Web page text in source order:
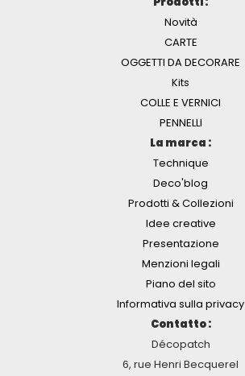
Novità
CARTE
OGGETTI DA DECORARE
Kits
COLLE E VERNICI
PENNELLI
La marca :
Technique
Deco'blog
Prodotti & Collezioni
Idee creative
Presentazione
Menzioni legali
Piano del sito
Informativa sulla privacy
Contatto :
Décopatch
6, rue Henri Becquerel